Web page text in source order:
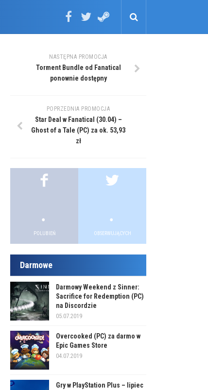
NASTĘPNA PROMOCJA
Torment Bundle od Fanatical
ponownie dostępny
POPRZEDNIA PROMOCJA
Star Deal w Fanatical (30.04) –
Ghost of a Tale (PC) za ok. 53,93
zł
.
POLUBIEŃ
.
OBSERWUJĄCYCH
Darmowe
Darmowy Weekend z Sinner:
Sacrifice for Redemption (PC)
na Discordzie
05.07.2019
Overcooked (PC) za darmo w
Epic Games Store
04.07.2019
Gry w PlayStation Plus – lipiec